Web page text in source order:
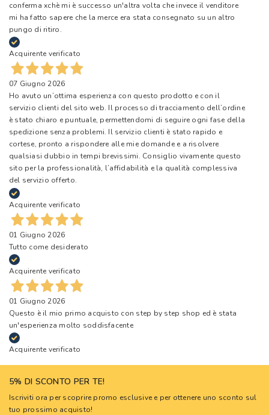
conferma xchè mi è successo un'altra volta che invece il venditore
mi ha fatto sapere che la merce era stata consegnato su un altro
pungo di ritiro.
Acquirente verificato
07 Giugno 2026
Ho avuto un’ottima esperienza con questo prodotto e con il
servizio clienti del sito web. Il processo di tracciamento dell’ordine
è stato chiaro e puntuale, permettendomi di seguire ogni fase della
spedizione senza problemi. Il servizio clienti è stato rapido e
cortese, pronto a rispondere alle mie domande e a risolvere
qualsiasi dubbio in tempi brevissimi. Consiglio vivamente questo
sito per la professionalità, l’affidabilità e la qualità complessiva
del servizio offerto.
Acquirente verificato
01 Giugno 2026
Tutto come desiderato
Acquirente verificato
01 Giugno 2026
Questo è il mio primo acquisto con step by step shop ed è stata
un'esperienza molto soddisfacente
Acquirente verificato
5% DI SCONTO PER TE!
Iscriviti ora per scoprire promo esclusive e per ottenere uno sconto sul
tuo prossimo acquisto!